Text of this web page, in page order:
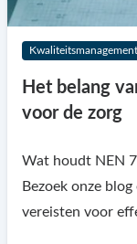
Kwaliteitsmanagement
Het belang
voor de zorg
Wat houdt NEN
Bezoek onze
vereisten voor